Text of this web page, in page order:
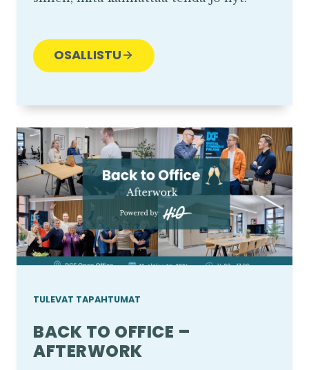
OSALLISTU
TULEVAT TAPAHTUMAT
BACK TO OFFICE –
AFTERWORK